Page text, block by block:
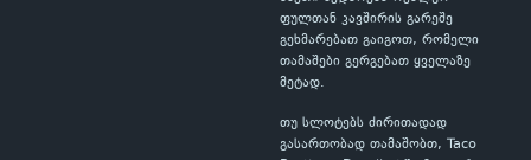
ფულთან კავშირის გარეშე
გეხმარებათ გაიგოთ, რომელი
თამაშები გერგებათ ყველაზე
მეტად.
თუ სლოტებს ძირითადად
გასართობად თამაშობთ, Taco